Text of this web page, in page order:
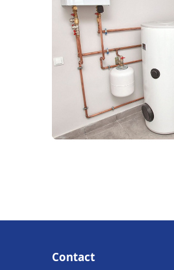
Contact